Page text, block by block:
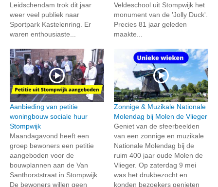
Leidschendam trok dit jaar
weer veel publiek naar
Sportpark Kastelenring. Er
waren enthousiaste...
Veldeschool uit Stompwijk het
monument van de 'Jolly Duck'.
Precies 81 jaar geleden
maakte...
Aanbieding van petitie
woningbouw sociale huur
Stompwijk
Maandagavond heeft een
groep bewoners een petitie
aangeboden voor de
bouwplannen aan de Van
Santhorststraat in Stompwijk.
De bewoners willen geen
Zonnige & Muzikale Nationale
Molendag bij Molen de Vlieger
Geniet van de sfeerbeelden
van een zonnige en muzikale
Nationale Molendag bij de
ruim 400 jaar oude Molen de
Vlieger. Op zaterdag 9 mei
was het drukbezocht en
konden bezoekers genieten